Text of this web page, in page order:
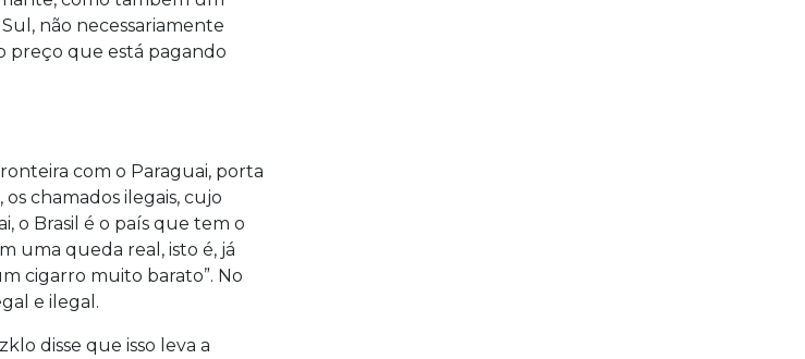
não necessariamente
preço que está pagando
com o Paraguai, porta
chamados ilegais, cujo
o Brasil é o país que tem o
uma queda real, isto é, já
cigarro muito barato”. No
e ilegal.
disse que isso leva a